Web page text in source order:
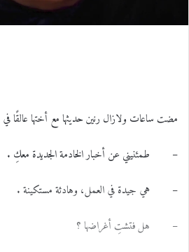
مضت ساعات ولازال رنين حديثها مع أختها عالقًا في
– طمئنيني عن أخبار الخادمة الجديدة معكِ .
– هي جيدة في العمل، وهادئة مستكينة .
– هل فتشتِ أغراضها ؟